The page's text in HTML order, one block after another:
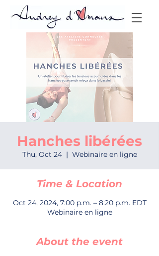
Hanches libérées
Thu, Oct 24
  |
Webinaire en ligne
Time & Location
Oct 24, 2024, 7:00 p.m. – 8:20 p.m. EDT
Webinaire en ligne
About the event